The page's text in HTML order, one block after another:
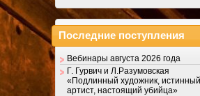
Последние поступления
Вебинары августа 2026 года
Г. Гурвич и Л.Разумовская
«Подлинный художник, истинный
артист, настоящий убийца»